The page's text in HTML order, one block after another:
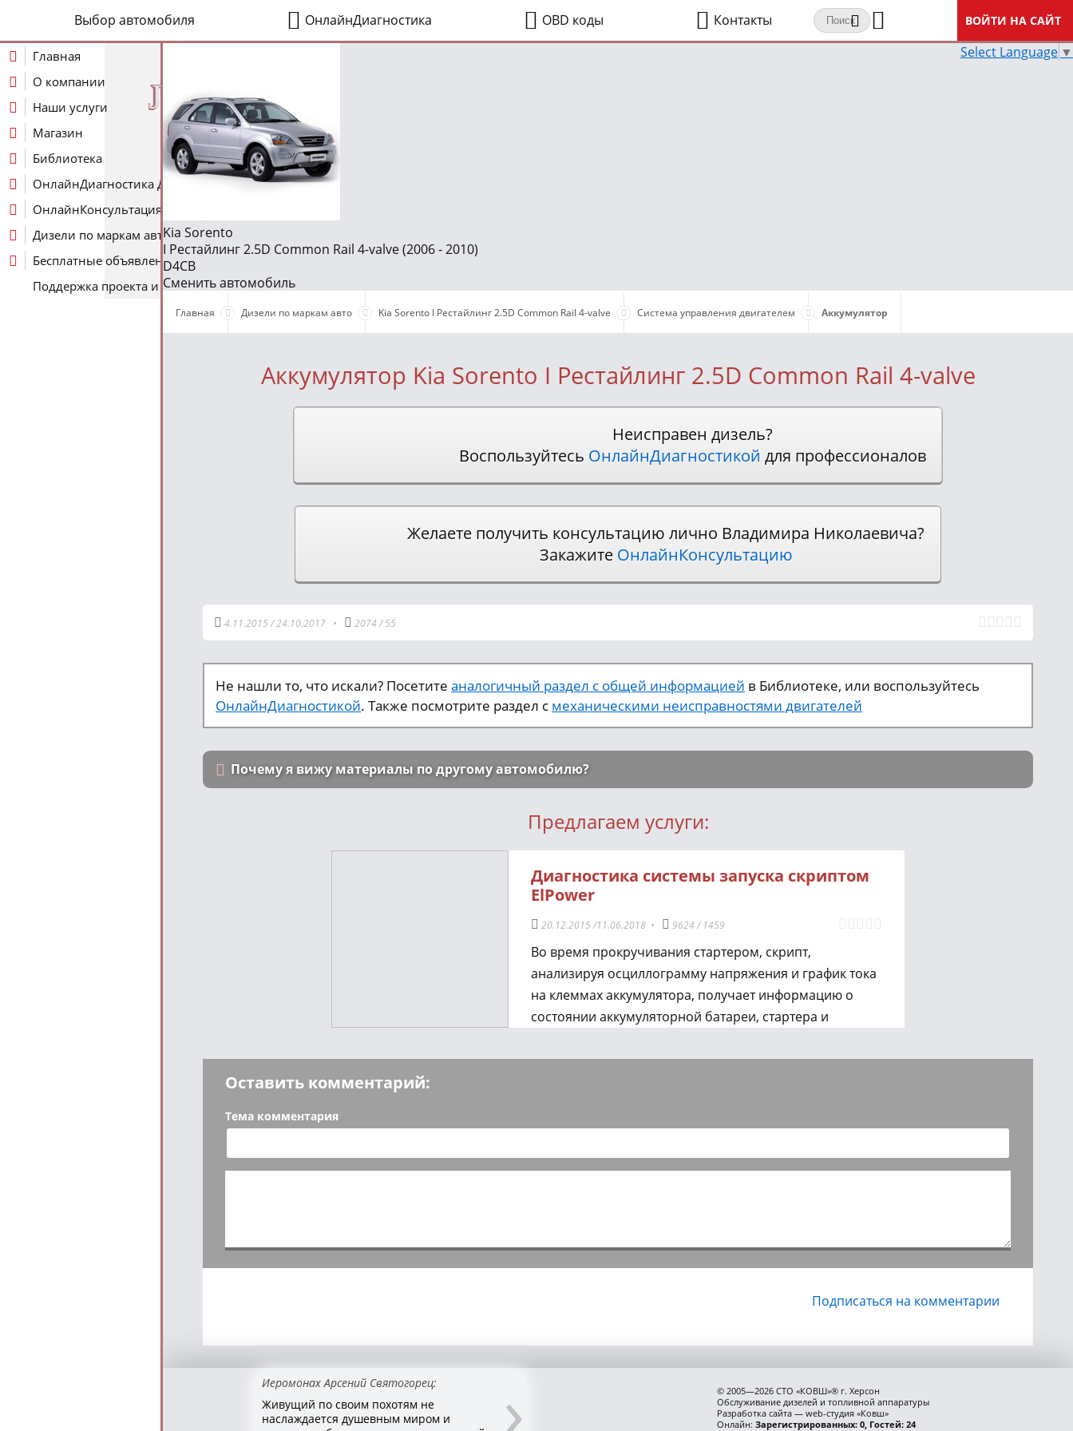
Выбор автомобиля ОнлайнДиагностика OBD коды Контакты ВОЙТИ НА САЙТ
J
Главная
О компании
Наши услуги
Магазин
Библиотека
ОнлайнДиагностика Дизеля
ОнлайнКонсультация по Дизелю
Дизели по маркам авто
Бесплатные объявления
Поддержка проекта и оплата услуг
Select Language ▼
Kia Sorento
I Рестайлинг 2.5D Common Rail 4-valve (2006 - 2010)
D4CB
Сменить автомобиль
Главная Дизели по маркам авто Kia Sorento I Рестайлинг 2.5D Common Rail 4-valve Система управления двигателем Аккумулятор
Аккумулятор Kia Sorento I Рестайлинг 2.5D Common Rail 4-valve
Неисправен дизель?
Воспользуйтесь ОнлайнДиагностикой для профессионалов
Желаете получить консультацию лично Владимира Николаевича?
Закажите ОнлайнКонсультацию
4.11.2015 /24.10.2017 • 2074/55
Не нашли то, что искали? Посетите аналогичный раздел с общей информацией в Библиотеке, или воспользуйтесь
ОнлайнДиагностикой. Также посмотрите раздел с механическими неисправностями двигателей
Почему я вижу материалы по другому автомобилю?
Предлагаем услуги:
Диагностика системы запуска скриптом
ElPower
20.12.2015 /11.06.2018 • 9624/ 1459
Во время прокручивания стартером, скрипт,
анализируя осциллограмму напряжения и график тока
на клеммах аккумулятора, получает информацию о
состоянии аккумуляторной батареи, стартера и
отчёта, в которых отображается ряд измеренных и
аккумулятора характеристикам стартера. При
соответствующие сообщения.
Оставить комментарий:
Тема комментария
Подписаться на комментарии
Иеромонах Арсений Святогорец:
Живущий по своим похотям не
наслаждается душевным миром и
›
© 2005—2026 СТО «КОВШ»® г. Херсон
Обслуживание дизелей и топливной аппаратуры
Разработка сайта — web-студия «Ковш»
Онлайн: Зарегистрированных: 0, Гостей: 24